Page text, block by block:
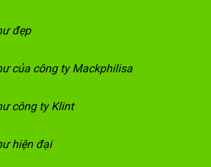
đẹp
của công ty Mackphilisa
công ty Klint
hiện đại